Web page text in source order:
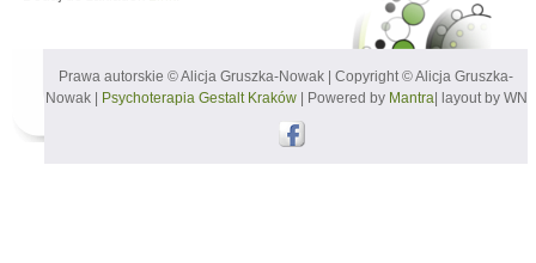
Prawa autorskie © Alicja Gruszka-Nowak | Copyright © Alicja Gruszka-
Nowak |
Psychoterapia Gestalt Kraków| Powered by Mantra| layout by WN